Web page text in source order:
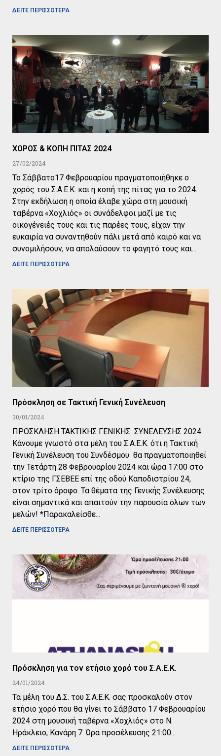
ΔΕΙΤΕ ΠΕΡΙΣΣΟΤΕΡΑ
ΧΟΡΟΣ & ΚΟΠΗ ΠΙΤΑΣ 2024
27/02/2024
Το Σάββατο17 Φεβρουαρίου πραγματοποιήθηκε ο
χορός του Σ.Α.Ε.Κ. και η κοπή της πίτας για το 2024.
Στην εκδήλωση η οποία έλαβε χώρα στη μουσική
ταβέρνα «Χοχλιός» οι συνάδελφοι μαζί με τις
οικογένειές τους και τις παρέες τους, είχαν την
ευκαιρία να συναντηθούν πάλι μετά από καιρό και να
συνομιλήσουν, να απολαύσουν το φαγητό τους και
ΔΕΙΤΕ ΠΕΡΙΣΣΟΤΕΡΑ
Πρόσκληση σε Τακτική Γενική Συνέλευση
30/01/2024
ΠΡΟΣΚΛΗΣΗ ΤΑΚΤΙΚΗΣ ΓΕΝΙΚΗΣ ΣΥΝΕΛΕΥΣΗΣ 2024
Κάνουμε γνωστό στα μέλη του Σ.Α.Ε.Κ. ότι η Τακτική
Γενική Συνέλευση του Συνδέσμου θα πραγματοποιηθεί
την Τετάρτη 28 Φεβρουαρίου 2024 και ώρα 17:00 στο
κτίριο της ΓΣΕΒΕΕ επί της οδού Καποδιστρίου 24,
στον τρίτο όροφο. Τα θέματα της Γενικής Συνέλευσης
είναι σημαντικά και απαιτούν την παρουσία όλων των
μελών! *Παρακαλείσθε
ΔΕΙΤΕ ΠΕΡΙΣΣΟΤΕΡΑ
Πρόσκληση για τον ετήσιο χορό του Σ.Α.Ε.Κ.
24/01/2024
Τα μέλη του Δ.Σ. του Σ.Α.Ε.Κ. σας προσκαλούν στον
ετήσιο χορό που θα γίνει το Σάββατο 17 Φεβρουαρίου
2024 στη μουσική ταβέρνα «Χοχλιός» στο Ν.
Ηράκλειο, Κανάρη 7. Ώρα προσέλευσης 21:00
ΔΕΙΤΕ ΠΕΡΙΣΣΟΤΕΡΑ